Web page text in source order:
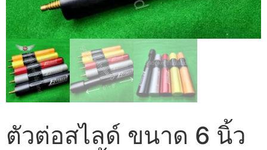
ตัวต่อสไลด์ ขนาด 6 นิ้ว